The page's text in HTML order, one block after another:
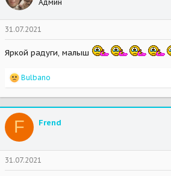
o
n
s
:
Админ
31.07.2021
Яркой радуги, малыш
R
a
c
t
i
n
s
:
Bulbano
F Frend
31.07.2021